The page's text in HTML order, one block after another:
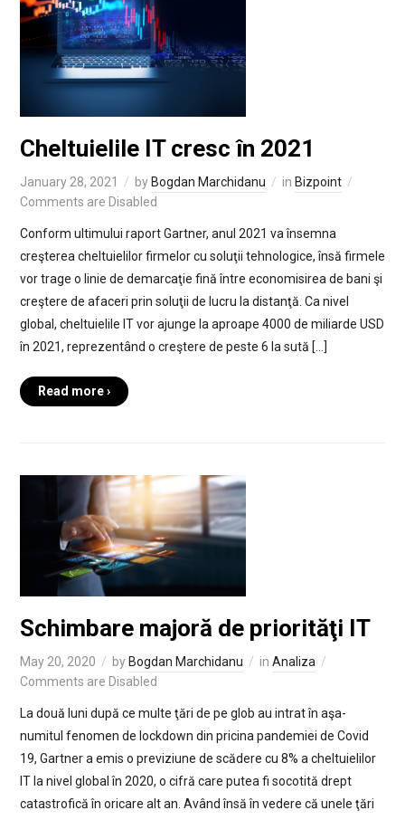
Cheltuielile IT cresc în 2021
January 28, 2021 by Bogdan Marchidanu in Bizpoint
Comments are Disabled
Conform ultimului raport Gartner, anul 2021 va însemna
creşterea cheltuielilor firmelor cu soluţii tehnologice, însă firmele
vor trage o linie de demarcaţie fină între economisirea de bani şi
creştere de afaceri prin soluţii de lucru la distanţă. Ca nivel
global, cheltuielile IT vor ajunge la aproape 4000 de miliarde USD
în 2021, reprezentând o creştere de peste 6 la sută […]
Read more ›
Schimbare majoră de priorităţi IT
May 20, 2020 by Bogdan Marchidanu in Analiza
Comments are Disabled
La două luni după ce multe ţări de pe glob au intrat în aşa-
numitul fenomen de lockdown din pricina pandemiei de Covid
19, Gartner a emis o previziune de scădere cu 8% a cheltuielilor
IT la nivel global în 2020, o cifră care putea fi socotită drept
catastrofică în oricare alt an. Având însă în vedere că unele ţări